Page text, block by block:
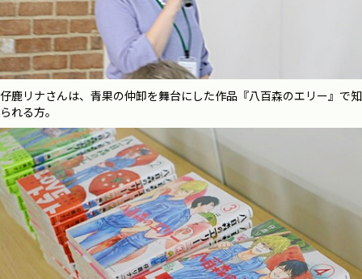
仔鹿リナさんは、青果の仲卸を舞台にした作品『八百森のエリー』で知
られる方。